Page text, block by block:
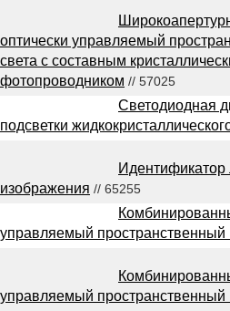
оптически управляемый
света с составным
фотопроводником // 57025
Светодиодная
подсветки
Идентификатор
изображения // 65255
управляемый пространственный
управляемый пространственный